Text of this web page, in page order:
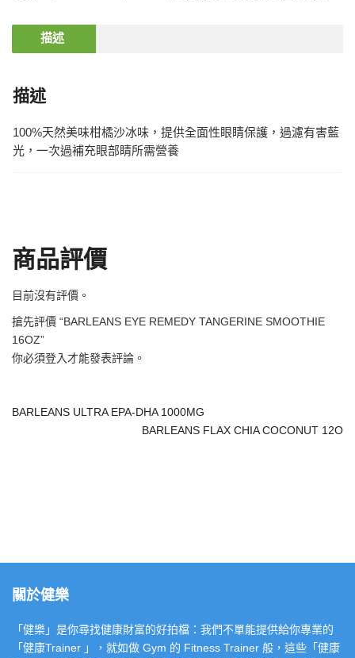
描述
描述
100%天然美味柑橘沙冰味，提供全面性眼睛保護，過濾有害藍
光，一次過補充眼部睛所需營養
商品評價
目前沒有評價。
搶先評價 “BARLEANS EYE REMEDY TANGERINE SMOOTHIE
16OZ”
你必須登入才能發表評論。
BARLEANS ULTRA EPA-DHA 1000MG
BARLEANS FLAX CHIA COCONUT 12O
關於健樂
「健樂」是你尋找健康財富的好拍檔：我們不單能提供給你專業的
「健康Trainer 」，就如做 Gym 的 Fitness Trainer 般，這些「健康